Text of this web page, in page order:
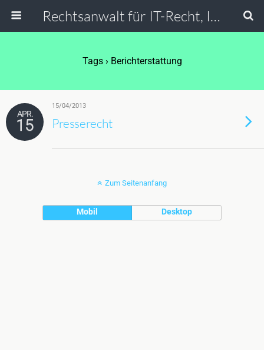
Rechtsanwalt für IT-Recht, Internetrecht, Datenschutz & Social Media
Tags › Berichterstattung
APR.
15
15/04/2013
Presserecht
Zum Seitenanfang
Mobil Desktop